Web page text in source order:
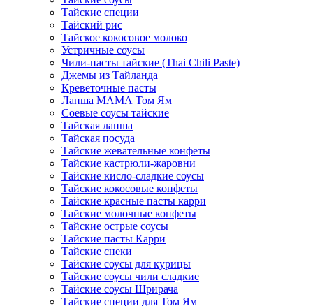
Тайские специи
Тайский рис
Тайское кокосовое молоко
Устричные соусы
Чили-пасты тайские (Thai Chili Paste)
Джемы из Тайланда
Креветочные пасты
Лапша МАМА Том Ям
Соевые соусы тайские
Тайская лапша
Тайская посуда
Тайские жевательные конфеты
Тайские кастрюли-жаровни
Тайские кисло-сладкие соусы
Тайские кокосовые конфеты
Тайские красные пасты карри
Тайские молочные конфеты
Тайские острые соусы
Тайские пасты Карри
Тайские снеки
Тайские соусы для курицы
Тайские соусы чили сладкие
Тайские соусы Шрирача
Тайские специи для Том Ям